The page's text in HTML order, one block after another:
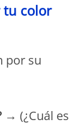
tu color
por su
→ (¿Cuál es